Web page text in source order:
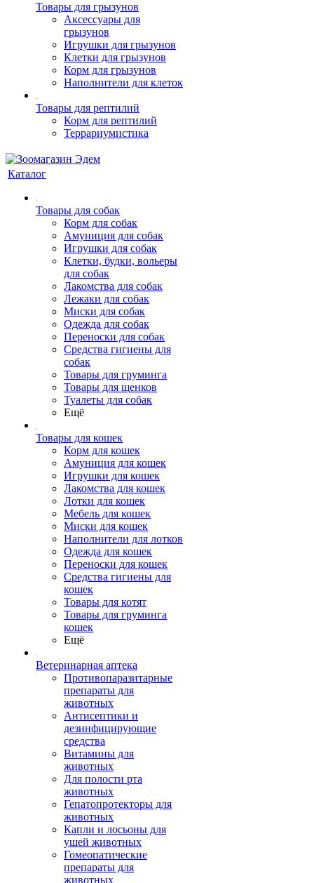
Товары для грызунов
Аксессуары для
грызунов
Игрушки для грызунов
Клетки для грызунов
Корм для грызунов
Наполнители для клеток
Товары для рептилий
Корм для рептилий
Террариумистика
Каталог
Товары для собак
Корм для собак
Амуниция для собак
Игрушки для собак
Клетки, будки, вольеры
для собак
Лакомства для собак
Лежаки для собак
Миски для собак
Одежда для собак
Переноски для собак
Средства гигиены для
собак
Товары для груминга
Товары для щенков
Туалеты для собак
Ещё
Товары для кошек
Корм для кошек
Амуниция для кошек
Игрушки для кошек
Лакомства для кошек
Лотки для кошек
Мебель для кошек
Миски для кошек
Наполнители для лотков
Одежда для кошек
Переноски для кошек
Средства гигиены для
кошек
Товары для котят
Товары для груминга
кошек
Ещё
Ветеринарная аптека
Противопаразитарные
препараты для
животных
Антисептики и
дезинфицирующие
средства
Витамины для
животных
Для полости рта
животных
Гепатопротекторы для
животных
Капли и лосьоны для
ушей животных
Гомеопатические
препараты для
животных